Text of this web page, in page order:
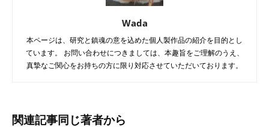
Wada
本ページは、研究と鎮魂の意を込めた個人製作品の紹介を目的とし
ています。 お問い合わせにつきましては、本趣旨をご理解のうえ、
真摯なご関心をお持ちの方に限り対応させていただいております。
関連記事同じ著者から